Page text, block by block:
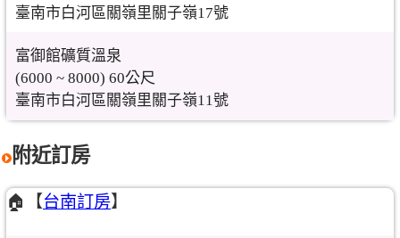
臺南市白河區關嶺里關子嶺17號
富御館礦質溫泉
(6000 ~ 8000) 60公尺
臺南市白河區關嶺里關子嶺11號
附近訂房
🏠【台南訂房】